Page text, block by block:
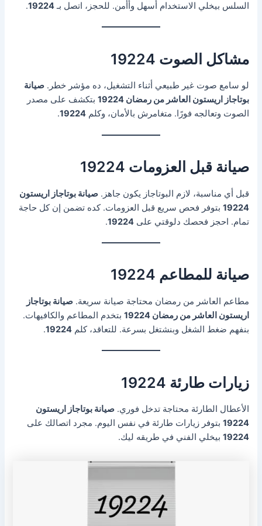
السلس بيخلي الاستخدام أسهل وأأمن. للحجز، اتصل بـ19224
.
مشاكل الصوت 19224
لو سامع صوت غير طبيعي أثناء التشغيل، ده مؤشر خطر.صيانة
بوتاجاز اريستون العاشر من رمضان 19224
بتكشف على مصدر
الصوت وتعالجه فورًا. متغامرش بالأمان، وكلم19224
.
صيانة قبل العزومات 19224
قبل أي مناسبة، لازم البوتاجاز يكون جاهز.صيانة بوتاجاز اريستون
19224 بتوفر فحص سريع قبل العزومات. كده تضمن إن كل حاجة
تمام. احجز فحصك دلوقتي على19224
.
صيانة للمطاعم 19224
مطاعم العاشر من رمضان محتاجة صيانة سريعة.صيانة بوتاجاز
اريستون العاشر من رمضان 19224
بتخدم المطاعم والكافيهات.
بنفهم ضغط الشغل وبنشتغل بسرعة. للتعاقد، كلم19224
.
زيارات طارئة 19224
الأعطال الطارئة محتاجة تدخل فوري.صيانة بوتاجاز اريستون
19224 بتوفر زيارات طارئة في نفس اليوم. مجرد اتصالك على
19224 بيخلي الفني في طريقه ليك.